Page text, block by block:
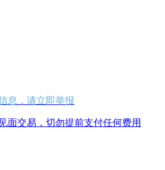
息，请立即举报
面交易，切勿提前支付任何费用